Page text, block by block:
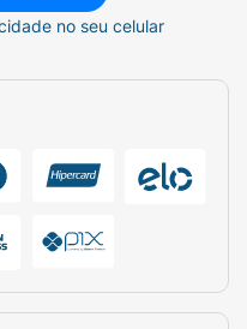
no seu celular